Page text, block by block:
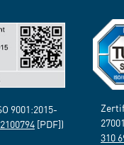
9001:2015-
[PDF])
310